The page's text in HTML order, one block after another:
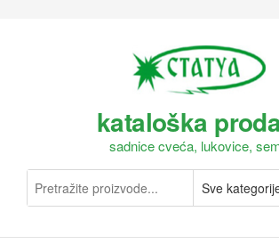
kataloška
sadnice cveća, lukovice,